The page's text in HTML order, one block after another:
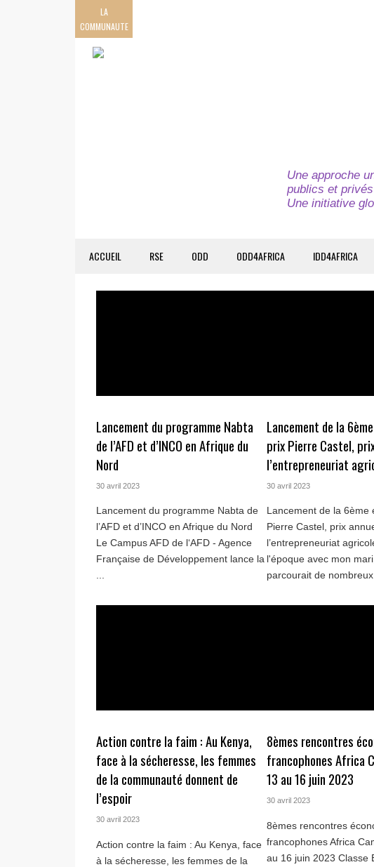
LA
COMMUNAUTE
Une approche
publics et
Une initiative
ACCUEIL RSE ODD ODD4AFRICA IDD4AFRICA
Lancement du programme Nabta
de l’AFD et d’INCO en Afrique du
Nord
30 avril 2023
Lancement du programme Nabta de
l’AFD et d’INCO en Afrique du Nord
Le Campus AFD de l‘AFD - Agence
Française de Développement lance la
...
Lancement de la
prix Pierre Castel,
l’entrepreneuriat
30 avril 2023
Lancement de la 6ème
Pierre Castel, prix
l’entrepreneuriat
l'époque avec mon
parcourait de
Action contre la faim : Au Kenya,
face à la sécheresse, les femmes
de la communauté donnent de
l’espoir
30 avril 2023
Action contre la faim : Au Kenya, face
à la sécheresse, les femmes de la
8èmes rencontres
francophones Africa
13 au 16 juin 2023
30 avril 2023
8èmes rencontres
francophones Africa
au 16 juin 2023 Classe